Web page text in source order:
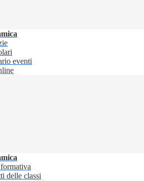
eventi
delle classi